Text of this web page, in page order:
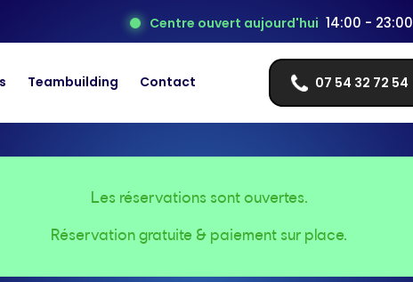
Centre ouvert aujourd'hui 14:00 - 23:00
Teambuilding Contact 07 54 32 72 54
Les réservations sont ouvertes.
Réservation gratuite & paiement sur place.